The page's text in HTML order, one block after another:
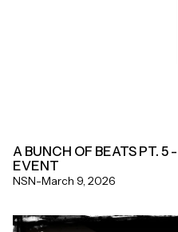
A BUNCH OF BEATS PT. 5
EVENT
NSN-March 9, 2026